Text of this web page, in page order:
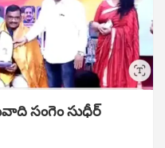
సంగెం సుధీర్